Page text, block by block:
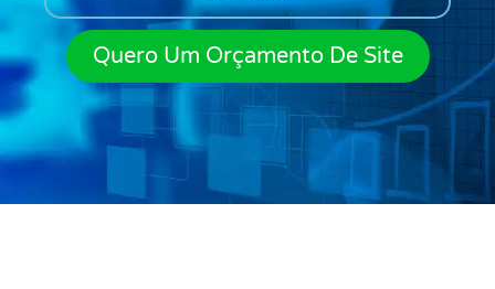
Quero Um Orçamento De Site